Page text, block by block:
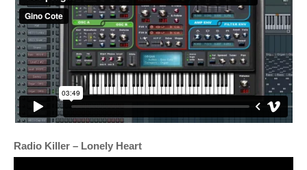
Radio Killer – Lonely Heart